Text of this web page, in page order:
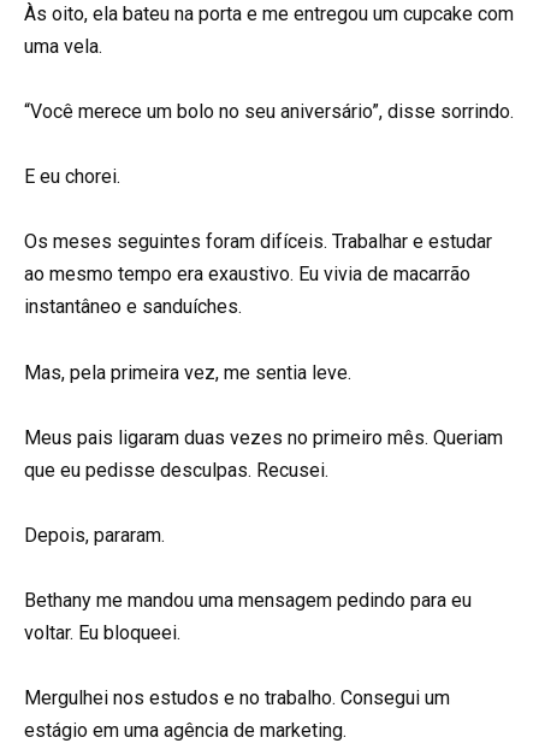
Às oito, ela bateu na porta e me entregou um cupcake com
uma vela.
“Você merece um bolo no seu aniversário”, disse sorrindo.
E eu chorei.
Os meses seguintes foram difíceis. Trabalhar e estudar
ao mesmo tempo era exaustivo. Eu vivia de macarrão
instantâneo e sanduíches.
Mas, pela primeira vez, me sentia leve.
Meus pais ligaram duas vezes no primeiro mês. Queriam
que eu pedisse desculpas. Recusei.
Depois, pararam.
Bethany me mandou uma mensagem pedindo para eu
voltar. Eu bloqueei.
Mergulhei nos estudos e no trabalho. Consegui um
estágio em uma agência de marketing.